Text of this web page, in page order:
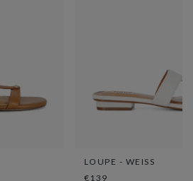
LOUPE - WEISS
€139